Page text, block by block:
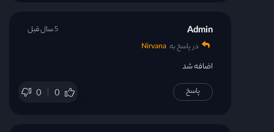
Admin
در پاسخ به Nirvana
اضافه شد
0 0
5 سال قبل
پاسخ